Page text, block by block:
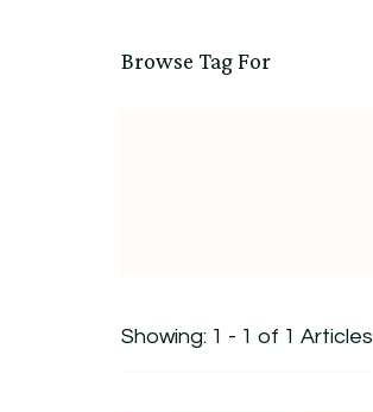
Browse Tag For
Showing: 1 - 1 of 1 Articles